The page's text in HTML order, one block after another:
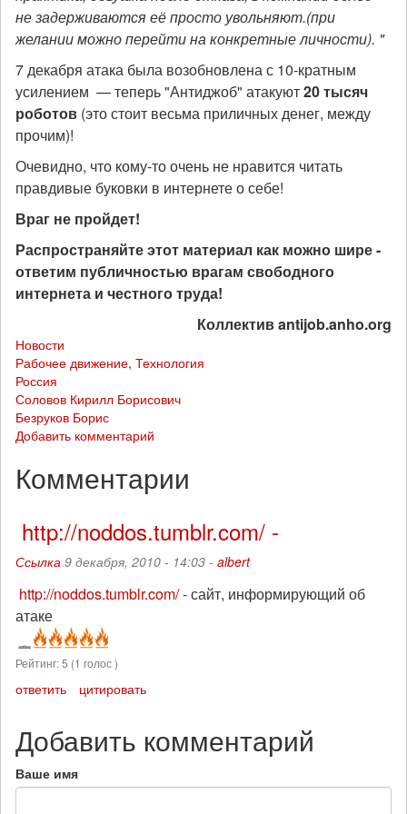
не задерживаются её просто увольняют.(при
желании можно перейти на конкретные личности). "
7 декабря атака была возобновлена с 10-кратным
усилением — теперь "Антиджоб" атакуют20 тысяч
роботов (это стоит весьма приличных денег, между
прочим)!
Очевидно, что кому-то очень не нравится читать
правдивые буковки в интернете о себе!
Враг не пройдет!
Распространяйте этот материал как можно шире -
ответим публичностью врагам свободного
интернета и честного труда!
Коллектив antijob.anho.org
Новости
Рабочее движение, Технология
Россия
Соловов Кирилл Борисович
Безруков Борис
Добавить комментарий
Комментарии
http://noddos.tumblr.com/ -
Ссылка 9 декабря, 2010 - 14:03 - albert
http://noddos.tumblr.com/- сайт, информирующий об
атаке
Рейтинг:5 (1 голос )
ответить цитировать
Добавить комментарий
Ваше имя